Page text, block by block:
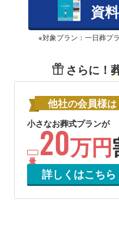
資
※対象プラン：一日葬プ
さらに！
他社の会員様は
小さなお葬式プランが
20万円
詳しくはこちら